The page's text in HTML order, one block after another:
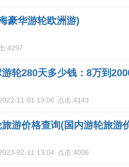
豪华游轮欧洲游)
:4297
轮280天多少钱：8万到
11-01 13:06 点击:4143
游价格查询(国内游轮旅游
02-11 13:04 点击:4006